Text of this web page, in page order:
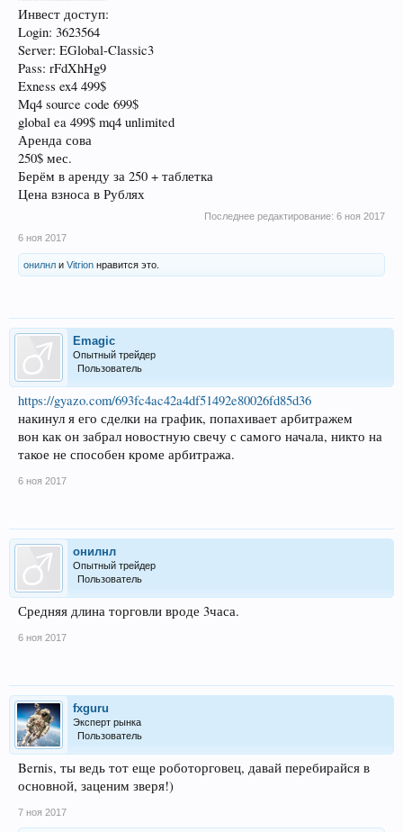
Инвест доступ:
Login: 3623564
Server: EGlobal-Classic3
Pass: rFdXhHg9
Exness ex4 499$
Mq4 source code 699$
global ea 499$ mq4 unlimited
Аренда сова
250$ мес.
Берём в аренду за 250 + таблетка
Цена взноса в Рублях
Последнее редактирование: 6 ноя 2017
6 ноя 2017
онилнл и Vitrion нравится это.
Emagic
Опытный трейдер
Пользователь
https://gyazo.com/693fc4ac42a4df51492e80026fd85d36
накинул я его сделки на график, попахивает арбитражем
вон как он забрал новостную свечу с самого начала, никто на
такое не способен кроме арбитража.
6 ноя 2017
онилнл
Опытный трейдер
Пользователь
Средняя длина торговли вроде 3часа.
6 ноя 2017
fxguru
Эксперт рынка
Пользователь
Bernis, ты ведь тот еще роботорговец, давай перебирайся в
основной, заценим зверя!)
7 ноя 2017